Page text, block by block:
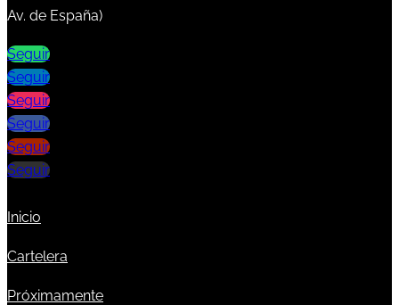
Av. de España)
Seguir
Seguir
Seguir
Seguir
Seguir
Seguir
Inicio
Cartelera
Próximamente